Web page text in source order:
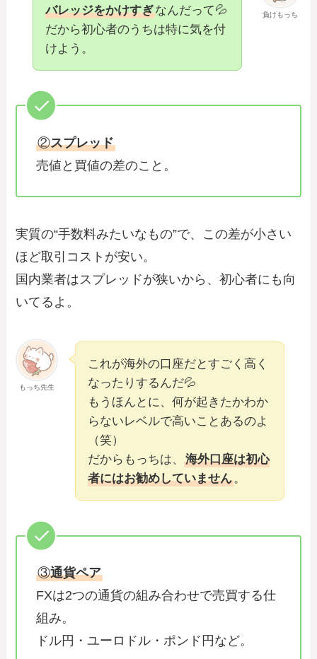
負けもっち
バレッジをかけすぎなんだって💦
だから初心者のうちは特に気を付
けよう。
②スプレッド
売値と買値の差のこと。
実質の“手数料みたいなもの”で、この差が小さい
ほど取引コストが安い。
国内業者はスプレッドが狭いから、初心者にも向
いてるよ。
もっち先生
これが海外の口座だとすごく高く
なったりするんだ💦
もうほんとに、何が起きたかわか
らないレベルで高いことあるのよ
（笑）
だからもっちは、海外口座は初心
者にはお勧めしていません。
③通貨ペア
FXは2つの通貨の組み合わせで売買する仕
組み。
ドル円・ユーロドル・ポンド円など。